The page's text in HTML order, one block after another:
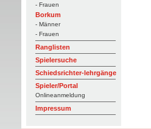
- Frauen
Borkum
- Männer
- Frauen
Ranglisten
Spielersuche
Schiedsrichter-lehrgänge
Spieler/Portal
Onlineanmeldung
Impressum